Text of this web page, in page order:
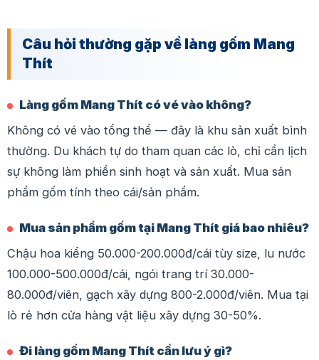
Câu hỏi thường gặp về làng gốm Mang
Thít
Làng gốm Mang Thít có vé vào không?
Không có vé vào tổng thể — đây là khu sản xuất bình
thường. Du khách tự do tham quan các lò, chỉ cần lịch
sự không làm phiền sinh hoạt và sản xuất. Mua sản
phẩm gốm tính theo cái/sản phẩm.
Mua sản phẩm gốm tại Mang Thít giá bao nhiêu?
Chậu hoa kiểng 50.000-200.000đ/cái tùy size, lu nước
100.000-500.000đ/cái, ngói trang trí 30.000-
80.000đ/viên, gạch xây dựng 800-2.000đ/viên. Mua tại
lò rẻ hơn cửa hàng vật liệu xây dựng 30-50%.
Đi làng gốm Mang Thít cần lưu ý gì?